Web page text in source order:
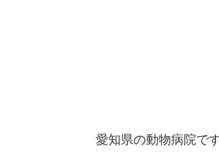
愛知県の動物病院で